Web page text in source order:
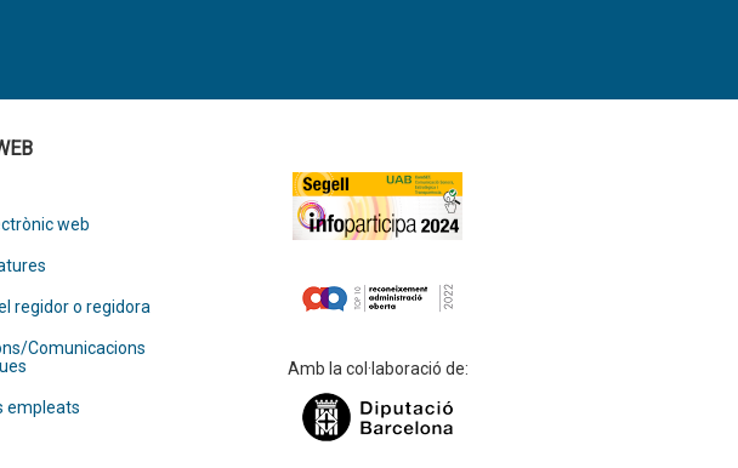
web
regidor o regidora
Comunicacions
empleats
Amb la col·laboració de: